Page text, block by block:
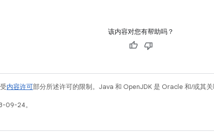
该内容对您有帮助吗？
内容许可部分所述许可的限制。Java 和 OpenJDK 是 Oracle 和/或其关
09-24。